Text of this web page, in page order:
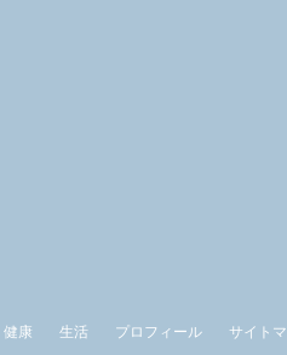
健康 生活 プロフィール サイト